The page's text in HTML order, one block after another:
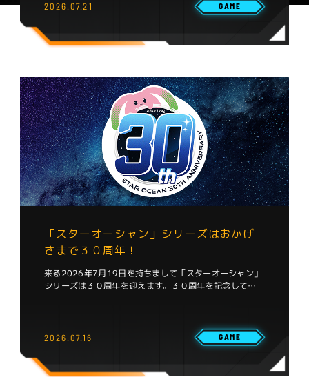
2026.07.21 GAME
「スターオーシャン」シリーズはおかげ
さまで３０周年！
来る2026年7月19日を持ちまして「スターオーシャン」
シリーズは３０周年を迎えます。３０周年を記念して…
2026.07.16 GAME